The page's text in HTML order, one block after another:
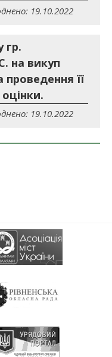
19.10.2022
гр.
на викуп
проведення її
19.10.2022